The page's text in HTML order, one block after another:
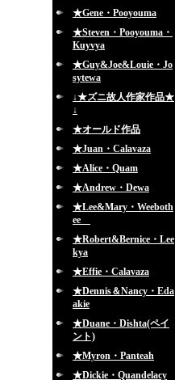
★Gene・Pooyouma
★Steven・Pooyouma・
Kuyvya
★Guy&Joe&Louie・Jo
sytewa
↓★ズニ故人作家作品★
↓
★オールド作品
★Juan・Calavaza
★Alice・Quam
★Andrew・Dewa
★Lee&Mary・Weeboth
ee
★Robert&Bernice・Lee
kya
★Effie・Calavaza
★Dennis＆Nancy・Eda
akie
★Duane・Dishta(ペイ
ント)
★Myron・Panteah
★Dickie・Quandelacy